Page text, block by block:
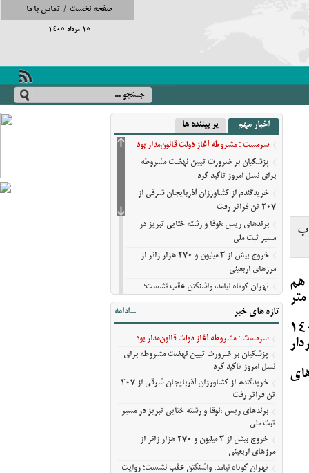
صفحه نخست / تماس با ما
15 مرداد 1405
هم
و 630 میلیون متر مکعب و تراز آن به یک هزار و ۲۷۰ متر
براساس تازه ترین پایش‌ها به یک هزار و ۱۴۰
اخبار مهم پر بیننده ها
سرمست : مشروطه آغاز دولت قانون‌مدار بود
پزشکیان بر ضرورت تبیین نهضت مشروطه
برای نسل امروز تاکید کرد
خریدگندم از کشاورزان آذربایجان شرقی از
207 تن فراتر رفت
برندهای ریس ،‌نوقا و رشته ختایی تبریز در
مسیر ثبت ملی
خروج بیش از ۳ میلیون و ۲۷۰ هزار زائر از
مرزهای اربعینی
تهران کوتاه نیامد، واشنگتن عقب نشست؛
روایت نیویورک‌تایمز از فرسایش گزینه‌های
آمریکا
مراسم عزاداری اربعین حسینی در کربلای
معلی/تصویری
رویکرد دوشنبه های کاری استاندار و مطالبات
گزارش رونمایی از تاریخ اتاق تبریز
حمایت از واحدهای تولیدی در دستور کار قرار
دارد
تازه های خبر ...ادامه
سرمست : مشروطه آغاز دولت قانون‌مدار بود
پزشکیان بر ضرورت تبیین نهضت مشروطه برای
نسل امروز تاکید کرد
خریدگندم از کشاورزان آذربایجان شرقی از 207
تن فراتر رفت
برندهای ریس ،‌نوقا و رشته ختایی تبریز در مسیر
ثبت ملی
خروج بیش از ۳ میلیون و ۲۷۰ هزار زائر از
مرزهای اربعینی
تهران کوتاه نیامد، واشنگتن عقب نشست؛ روایت